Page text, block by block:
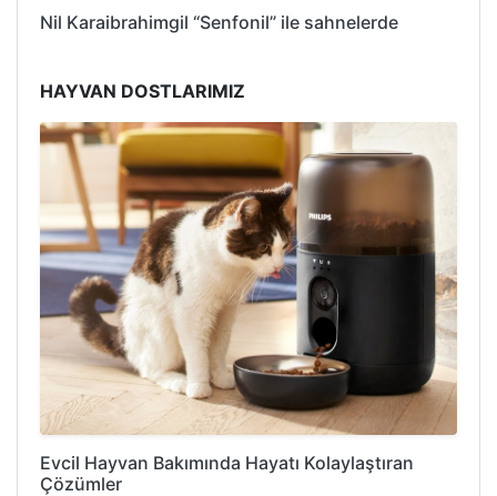
Nil Karaibrahimgil “Senfonil” ile sahnelerde
HAYVAN DOSTLARIMIZ
Evcil Hayvan Bakımında Hayatı Kolaylaştıran
Çözümler